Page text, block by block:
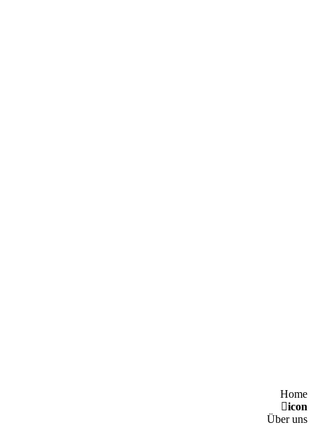
Home
icon
Über uns